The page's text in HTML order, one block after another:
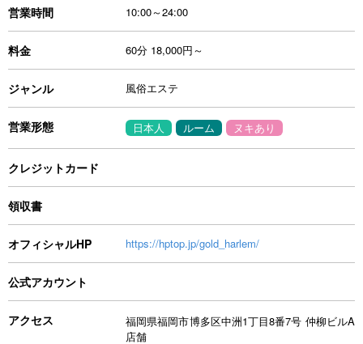
営業時間 10:00～24:00
料金 60分 18,000円～
ジャンル 風俗エステ
営業形態 日本人 ルーム ヌキあり
クレジットカード
領収書
オフィシャルHP https://hptop.jp/gold_harlem/
公式アカウント
アクセス
福岡県福岡市博多区中洲1丁目8番7号 仲柳ビルA
店舗